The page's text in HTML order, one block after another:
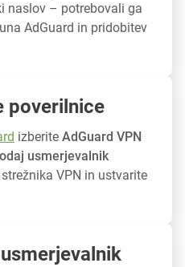
naslov – potrebovali ga
AdGuard in pridobitev
poverilnice
izberite AdGuard VPN
usmerjevalnik
VPN in ustvarite